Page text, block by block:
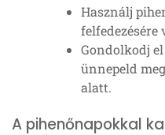
Használj
felfedezésére
Gondolkodj
ünnepeld
alatt.
A pihenőnapokkal